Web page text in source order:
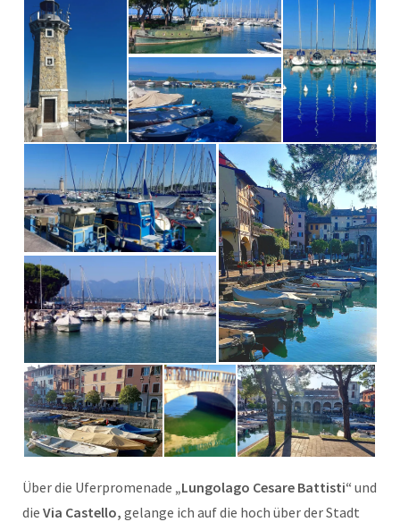
Über die Uferpromenade „Lungolago Cesare Battisti“ und
die Via Castello, gelange ich auf die hoch über der Stadt